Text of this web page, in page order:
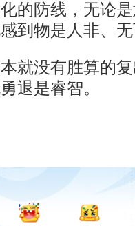
的防线，无论
到物是人非、
没有胜算的复
退是睿智。